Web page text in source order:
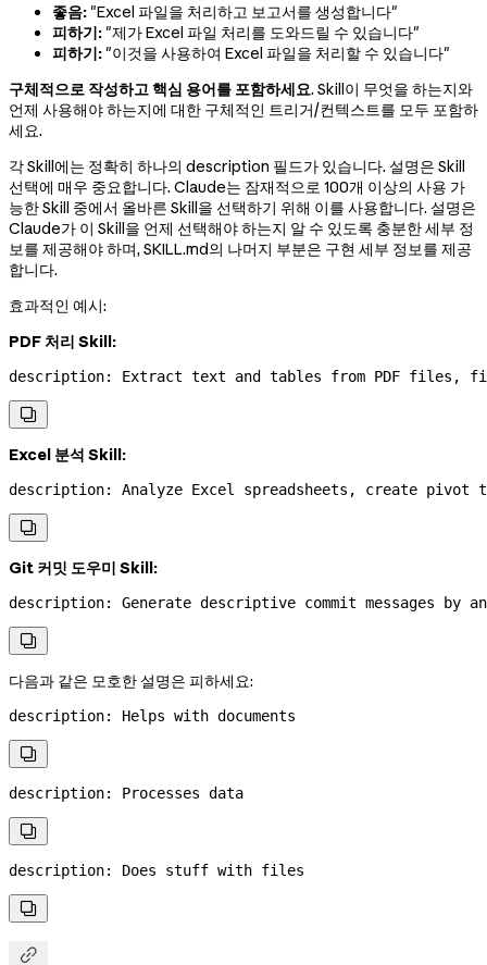
좋음:"Excel 파일을 처리하고 보고서를 생성합니다"
피하기:"제가 Excel 파일 처리를 도와드릴 수 있습니다"
피하기:"이것을 사용하여 Excel 파일을 처리할 수 있습니다"
구체적으로 작성하고 핵심 용어를 포함하세요. Skill이 무엇을 하는지와
언제 사용해야 하는지에 대한 구체적인 트리거/컨텍스트를 모두 포함하
세요.
각 Skill에는 정확히 하나의 description 필드가 있습니다. 설명은 Skill
선택에 매우 중요합니다. Claude는 잠재적으로 100개 이상의 사용 가
능한 Skill 중에서 올바른 Skill을 선택하기 위해 이를 사용합니다. 설명은
Claude가 이 Skill을 언제 선택해야 하는지 알 수 있도록 충분한 세부 정
보를 제공해야 하며, SKILL.md의 나머지 부분은 구현 세부 정보를 제공
합니다.
효과적인 예시:
PDF 처리 Skill:
description: Extract text and tables from PDF files, fill

Excel 분석 Skill:
description: Analyze Excel spreadsheets, create

Git 커밋 도우미 Skill:
description: Generate descriptive commit messages

다음과 같은 모호한 설명은 피하세요:
description: Helps with documents

description: Processes data

description: Does stuff with files

